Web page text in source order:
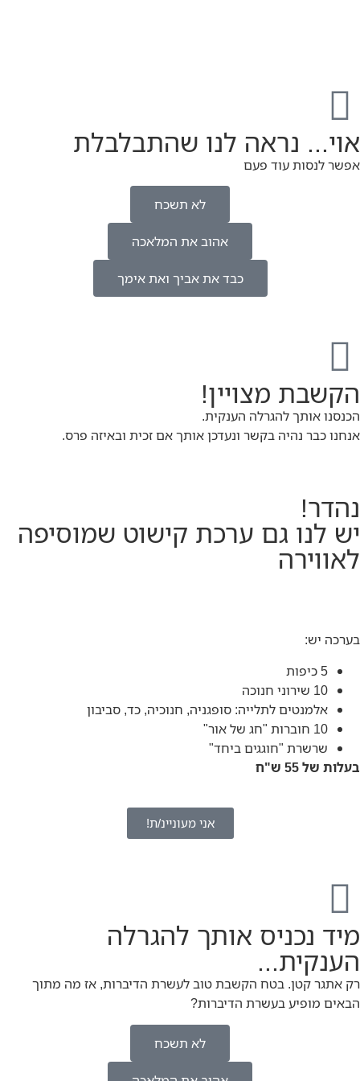
אוי... נראה לנו שהתבלבלת
אפשר לנסות עוד פעם
לא תשכח
אהוב את המלאכה
כבד את אביך ואת אימך
הקשבת מצויין!
הכנסנו אותך להגרלה הענקית.
אנחנו כבר נהיה בקשר ונעדכן אותך אם זכית ובאיזה פרס.
נהדר!
יש לנו גם ערכת קישוט שמוסיפה
לאווירה
בערכה יש:
5 כיפות
10 שירוני חנוכה
אלמנטים לתלייה: סופגניה, חנוכיה, כד, סביבון
10 חוברות "חג של אור"
שרשרת "חוגגים ביחד"
בעלות של 55 ש"ח
אני מעוניינ/ת!
מיד נכניס אותך להגרלה
הענקית...
רק אתגר קטן. בטח הקשבת טוב לעשרת הדיברות, אז מה מתוך
הבאים מופיע בעשרת הדיברות?
לא תשכח